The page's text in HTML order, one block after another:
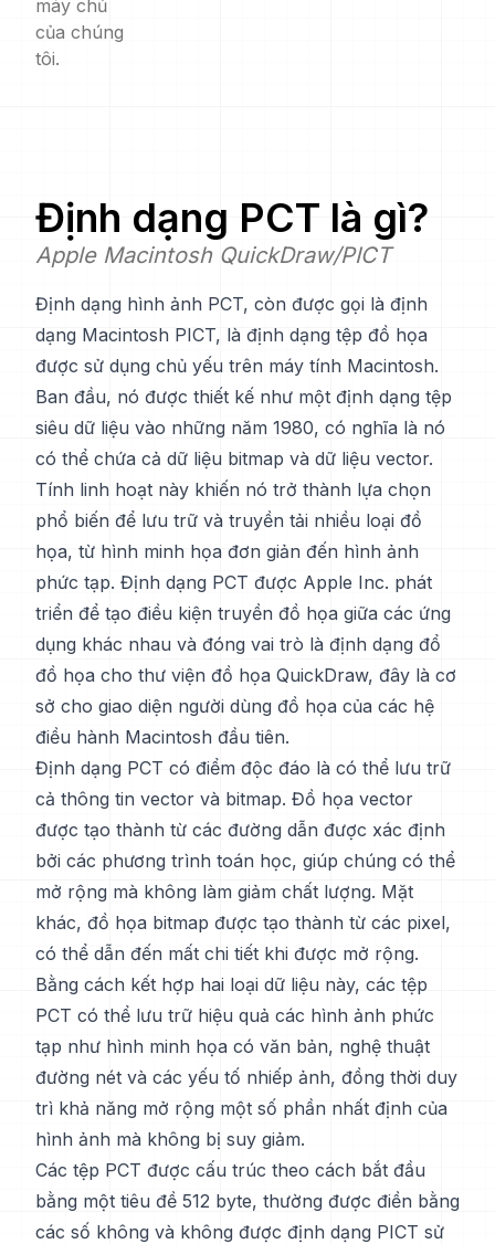
máy chủ
của chúng
tôi.
Định dạng PCT là gì?
Apple Macintosh QuickDraw/PICT
Định dạng hình ảnh PCT, còn được gọi là định
dạng Macintosh PICT, là định dạng tệp đồ họa
được sử dụng chủ yếu trên máy tính Macintosh.
Ban đầu, nó được thiết kế như một định dạng tệp
siêu dữ liệu vào những năm 1980, có nghĩa là nó
có thể chứa cả dữ liệu bitmap và dữ liệu vector.
Tính linh hoạt này khiến nó trở thành lựa chọn
phổ biến để lưu trữ và truyền tải nhiều loại đồ
họa, từ hình minh họa đơn giản đến hình ảnh
phức tạp. Định dạng PCT được Apple Inc. phát
triển để tạo điều kiện truyền đồ họa giữa các ứng
dụng khác nhau và đóng vai trò là định dạng đổ
đồ họa cho thư viện đồ họa QuickDraw, đây là cơ
sở cho giao diện người dùng đồ họa của các hệ
điều hành Macintosh đầu tiên.
Định dạng PCT có điểm độc đáo là có thể lưu trữ
cả thông tin vector và bitmap. Đồ họa vector
được tạo thành từ các đường dẫn được xác định
bởi các phương trình toán học, giúp chúng có thể
mở rộng mà không làm giảm chất lượng. Mặt
khác, đồ họa bitmap được tạo thành từ các pixel,
có thể dẫn đến mất chi tiết khi được mở rộng.
Bằng cách kết hợp hai loại dữ liệu này, các tệp
PCT có thể lưu trữ hiệu quả các hình ảnh phức
tạp như hình minh họa có văn bản, nghệ thuật
đường nét và các yếu tố nhiếp ảnh, đồng thời duy
trì khả năng mở rộng một số phần nhất định của
hình ảnh mà không bị suy giảm.
Các tệp PCT được cấu trúc theo cách bắt đầu
bằng một tiêu đề 512 byte, thường được điền bằng
các số không và không được định dạng PICT sử